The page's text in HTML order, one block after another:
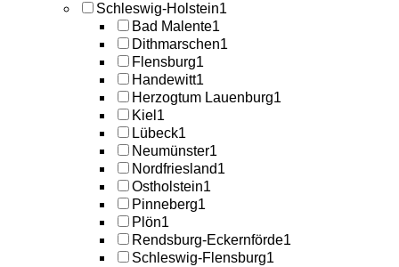
Schleswig-Holstein1
Bad Malente1
Dithmarschen1
Flensburg1
Handewitt1
Herzogtum Lauenburg1
Kiel 1
Lübeck1
Neumünster1
Nordfriesland1
Ostholstein1
Pinneberg1
Plön1
Rendsburg-Eckernförde1
Schleswig-Flensburg1